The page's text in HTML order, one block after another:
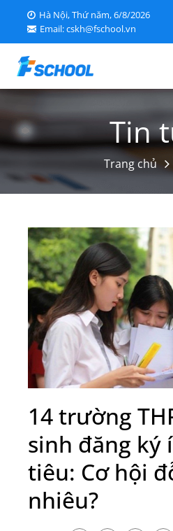
Hà Nội, Thứ năm, 6/8/2026
Email: cskh@fschool.vn
Giới thiệu
Tin tức
Tra cứu điểm
Kỹ năng sống
Tin
Trang chủ
14 trường
sinh đăng ký
tiêu: Cơ hội
nhiêu?